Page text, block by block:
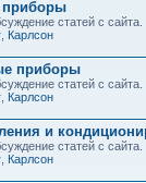
приборы
статей с сайта.
Карлсон
приборы
статей с сайта.
Карлсон
и
статей с сайта.
Карлсон